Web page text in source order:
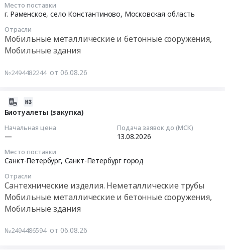
1".
Место поставки
г. Раменское, село Константиново, Московская область
Отрасли
Мобильные металлические и бетонные сооружения,
Мобильные здания
№2494482244 от 06.08.26
Биотуалеты (закупка)
Начальная цена
—
Подача заявок до (МСК)
13.08.2026
Место поставки
Санкт-Петербург, Санкт-Петербург город
Отрасли
Сантехнические изделия. Неметаллические трубы
Мобильные металлические и бетонные сооружения,
Мобильные здания
№2494486594 от 06.08.26